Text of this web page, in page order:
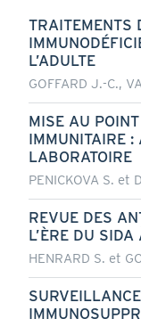
TRAITEMENTS
L’ADULTE
GOFFARD J.-C.,
MISE AU
IMMUNITAIRE :
LABORATOIRE
PENICKOVA S. et
REVUE DES
L’ÈRE DU
HENRARD S. et